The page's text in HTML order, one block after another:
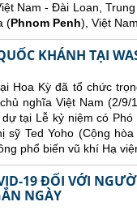
Nam - Đài Loan,
(Phnom Penh), Việt
KHÁNH TẠI
Hoa Kỳ đã tổ chức
nghĩa Việt Nam (2/
tại Lễ kỷ niệm có
sỹ Ted Yoho (Cộng
phổ biến vũ khí Hạ
19 ĐỐI VỚI
NGÀY